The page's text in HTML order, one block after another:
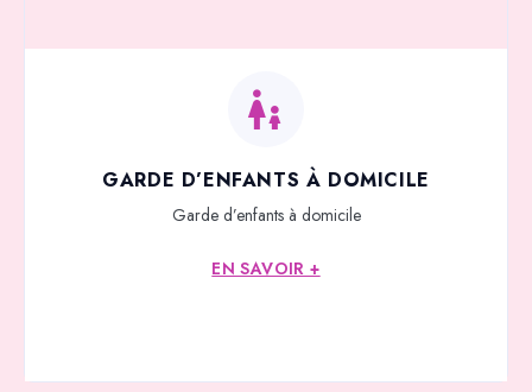
GARDE D’ENFANTS À DOMICILE
Garde d’enfants à domicile
EN SAVOIR +